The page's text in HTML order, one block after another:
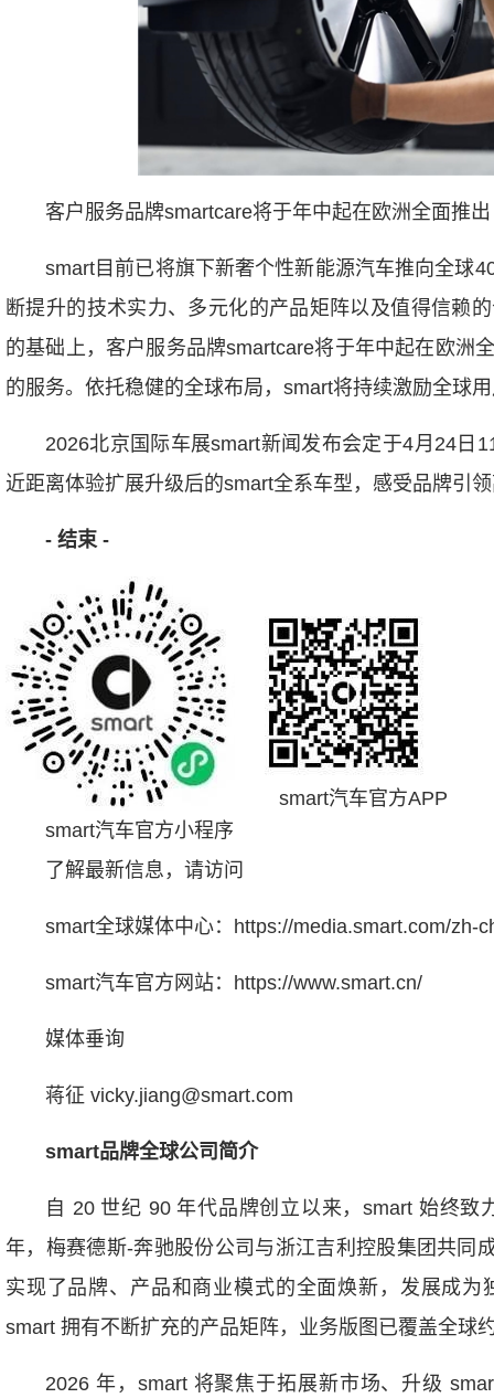
客户服务品牌smartcare将于年中起在欧洲全面推出
smart目前已将旗下新奢个性新能源汽车推向全球
断提升的技术实力、多元化的产品矩阵以及值得信赖
的基础上，客户服务品牌smartcare将于年中起在欧洲
的服务。依托稳健的全球布局，smart将持续激励全球
2026北京国际车展smart新闻发布会定于4月24日
近距离体验扩展升级后的smart全系车型，感受品牌引
- 结束 -
smart汽车官方小程序
smart汽车官方APP
了解最新信息，请访问
smart全球媒体中心：https://media.smart.com/zh-
smart汽车官方网站：https://www.smart.cn/
媒体垂询
蒋征 vicky.jiang@smart.com
smart品牌全球公司简介
自 20 世纪 90 年代品牌创立以来，smart 始终
年，梅赛德斯-奔驰股份公司与浙江吉利控股集团共同
实现了品牌、产品和商业模式的全面焕新，发展成
smart 拥有不断扩充的产品矩阵，业务版图已覆盖全球
2026 年，smart 将聚焦于拓展新市场、升级